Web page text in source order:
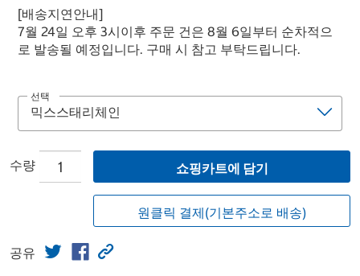
[배송지연안내]
7월 24일 오후 3시이후 주문 건은 8월 6일부터 순차적으
로 발송될 예정입니다. 구매 시 참고 부탁드립니다.
선택
수량 쇼핑카트에 담기
원클릭 결제(기본주소로 배송)
공유